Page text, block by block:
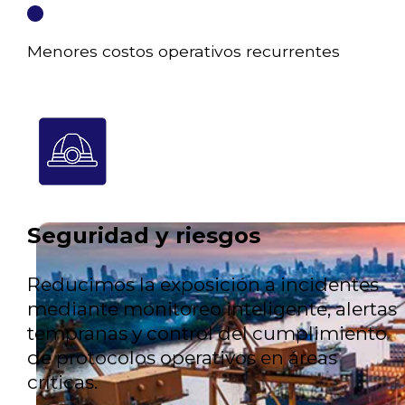
Menores costos operativos recurrentes
Seguridad y riesgos
Reducimos la exposición a incidentes
mediante monitoreo inteligente, alertas
tempranas y control del cumplimiento
de protocolos operativos en áreas
críticas.